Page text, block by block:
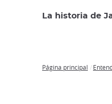
La historia de
Página principal